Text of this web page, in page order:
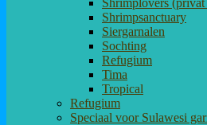
Shrimplovers
Shrimpsanctuary
Siergarnalen
Sochting
Refugium
Tima
Tropical
Refugium
Speciaal voor Sulawesi